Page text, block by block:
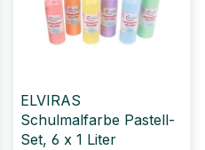
ELVIRAS
Schulmalfarbe Pastell-
Set, 6 x 1 Liter